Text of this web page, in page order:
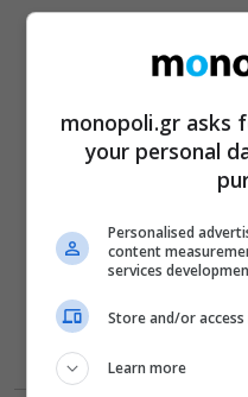
monopoli.gr asks
your personal
Personalised
content
services
Store and/or
Learn more